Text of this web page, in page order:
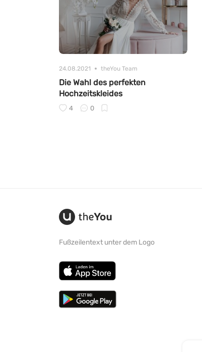
24.08.2021 theYou Team
Die Wahl des perfekten
Hochzeitskleides
4 0
Fußzeilentext unter dem Logo